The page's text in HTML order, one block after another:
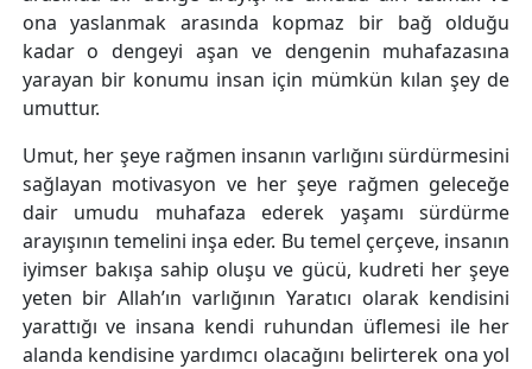
ona yaslanmak arasında kopmaz bir bağ olduğu
kadar o dengeyi aşan ve dengenin muhafazasına
yarayan bir konumu insan için mümkün kılan şey de
umuttur.
Umut, her şeye rağmen insanın varlığını sürdürmesini
sağlayan motivasyon ve her şeye rağmen geleceğe
dair umudu muhafaza ederek yaşamı sürdürme
arayışının temelini inşa eder. Bu temel çerçeve, insanın
iyimser bakışa sahip oluşu ve gücü, kudreti her şeye
yeten bir Allah’ın varlığının Yaratıcı olarak kendisini
yarattığı ve insana kendi ruhundan üflemesi ile her
alanda kendisine yardımcı olacağını belirterek ona yol